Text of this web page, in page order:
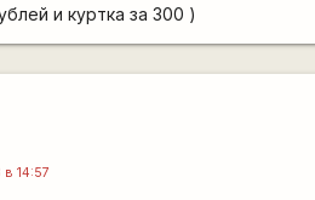
и куртка за 300 )
14:57